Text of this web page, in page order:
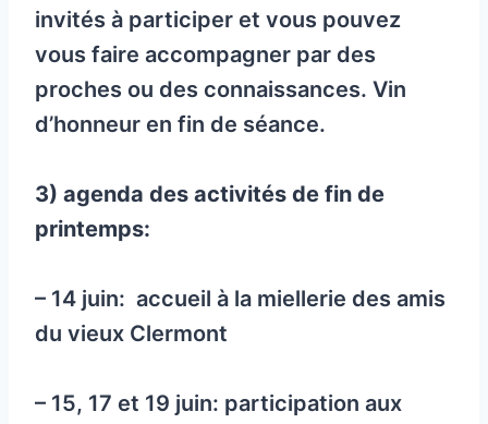
invités à participer et vous pouvez
vous faire accompagner par des
proches ou des connaissances. Vin
d’honneur en fin de séance.
3) agenda des activités de fin de
printemps:
– 14 juin: accueil à la miellerie des amis
du vieux Clermont
– 15, 17 et 19 juin: participation aux